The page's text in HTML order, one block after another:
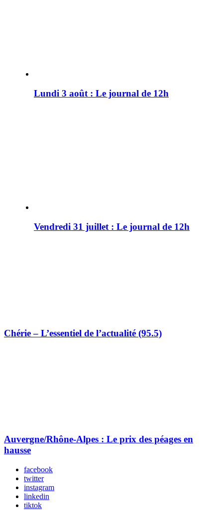
Lundi 3 août : Le journal de 12h
Vendredi 31 juillet : Le journal de 12h
Chérie – L’essentiel de l’actualité (95.5)
Auvergne/Rhône-Alpes : Le prix des péages en
hausse
facebook
twitter
instagram
linkedin
tiktok